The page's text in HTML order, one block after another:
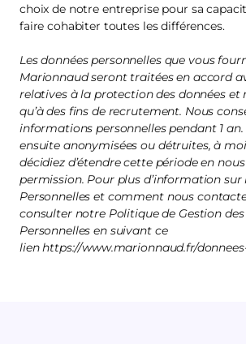
choix de notre entreprise pour sa
faire cohabiter toutes les différences.
Les données personnelles que vous
Marionnaud seront traitées en accord
relatives à la protection des données et
qu’à des fins de recrutement. Nous
informations personnelles pendant 1 an.
ensuite anonymisées ou détruites, à
décidiez d’étendre cette période en
permission. Pour plus d’information sur
Personnelles et comment nous
consulter notre Politique de Gestion des
Personnelles en suivant ce
lien https://www.marionnaud.fr/